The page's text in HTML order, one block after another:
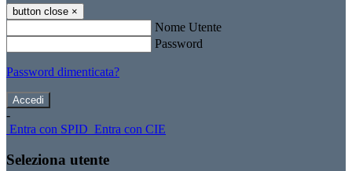
button close ×
Nome Utente
Password
Password dimenticata?
-
Entra con SPID Entra con CIE
Seleziona utente